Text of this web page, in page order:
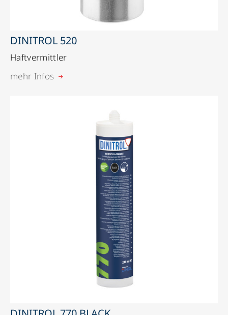
DINITROL 520
Haftvermittler
mehr Infos